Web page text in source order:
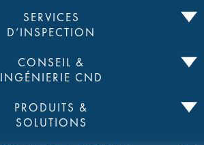
SERVICES
D’INSPECTION
CONSEIL &
INGÉNIERIE CND
PRODUITS &
SOLUTIONS